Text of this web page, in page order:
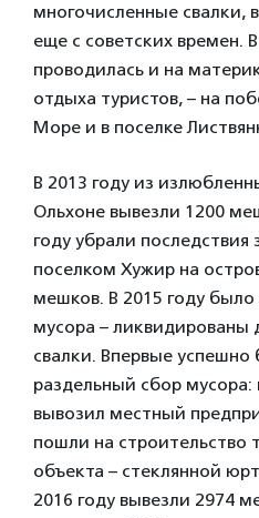
многочисленные свалки,
еще с советских времен.
проводилась и на
отдыха туристов, – на
Море и в поселке
В 2013 году из
Ольхоне вывезли 1200
году убрали последствия
поселком Хужир на
мешков. В 2015 году
мусора – ликвидированы
свалки. Впервые успешно
раздельный сбор мусора:
вывозил местный
пошли на строительство
объекта – стеклянной
2016 году вывезли 2974